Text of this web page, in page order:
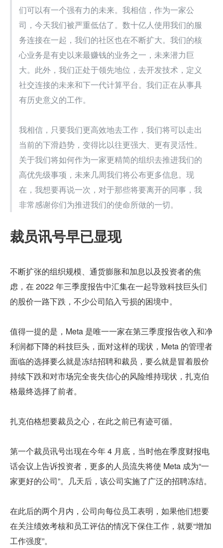
们可以有一个强有力的未来。我相信，作为一家公
司，今天我们被严重低估了。数十亿人使用我们的服
务连接在一起，我们的社区也在不断扩大。我们的核
心业务是有史以来最赚钱的业务之一，未来潜力巨
大。此外，我们正处于领先地位，去开发技术，定义
社交连接的未来和下一代计算平台。我们正在从事具
有历史意义的工作。
我相信，只要我们更高效地去工作，我们将可以走出
当前的下滑趋势，变得比以往更强大、更有灵活性。
关于我们将如何作为一家更精简的组织去推进我们的
高优先级事项，未来几周我们将公布更多信息。现
在，我想要再说一次，对于那些将要离开的同事，我
非常感谢你们为推进我们的使命所做的一切。
裁员讯号早已显现
不断扩张的组织规模、通货膨胀和加息以及投资者的焦
虑，在 2022 年三季度报告中汇集在一起导致科技巨头们
的股价一路下跌，不少公司陷入亏损的困境中。
值得一提的是，Meta 是唯一一家在第三季度报告收入和净
利润都下降的科技巨头，面对这样的现状，Meta 的管理者
面临的选择要么就是冻结招聘和裁员，要么就是冒着股价
持续下跌和对市场完全丧失信心的风险维持现状，扎克伯
格最终选择了前者。
扎克伯格想要裁员之心，在此之前已有迹可循。
第一个裁员讯号出现在今年 4 月底，当时他在季度财报电
话会议上告诉投资者，更多的人员流失将使 Meta 成为“一
家更好的公司”。几天后，该公司实施了广泛的招聘冻结。
在此后的两个月内，公司向每位员工表明，如果他们想要
在关注绩效考核和员工评估的情况下保住工作，就要“增加
工作强度”。